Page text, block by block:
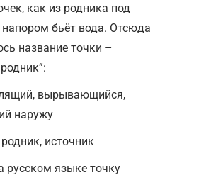
как из родника под
бьёт вода. Отсюда
название точки –
вырывающийся,
наружу
источник
русском языке точку